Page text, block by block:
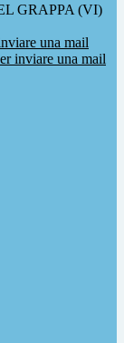
GRAPPA (VI)
una mail
inviare una mail